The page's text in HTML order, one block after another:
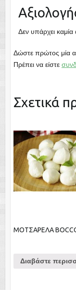
Δεν υπάρχει καμία
Δώστε πρώτος μία
Πρέπει να είστε
Σχετικά
ΜΟΤΣΑΡΕΛΑ
Διαβάστε